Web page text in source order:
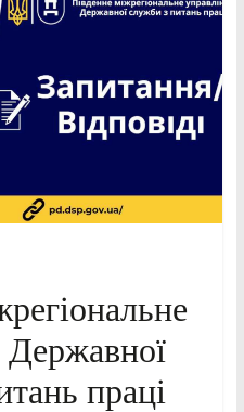
Державної
праці